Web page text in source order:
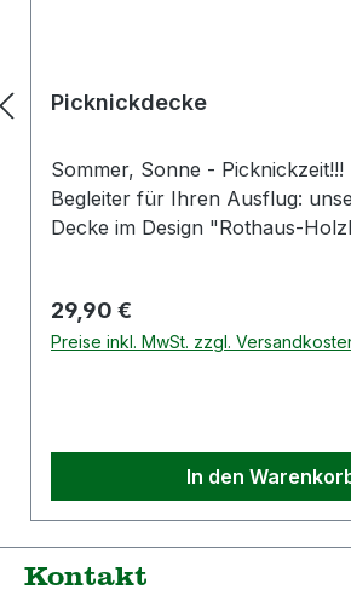
Picknickdecke
Sommer, Sonne -
Begleiter für Ihren Ausflug:
Decke im Design "Rothaus-
270D wasserdichtes Gewebe
Mit Tragegriff und
Regulärer Preis:
29,90 €
Preise inkl. MwSt. zzgl.
In den
Kontakt